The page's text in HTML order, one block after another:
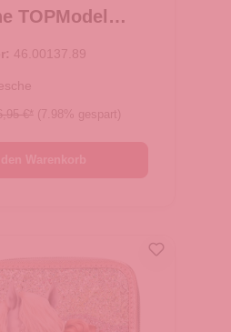
TOPModel
46.00137.89
€* (7.98% gespart)